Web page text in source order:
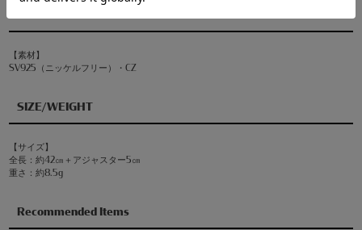
【素材】
SV925（ニッケルフリー）・CZ
SIZE/WEIGHT
【サイズ】
全長：約42㎝＋アジャスター5㎝
重さ：約8.5g
Recommended Items